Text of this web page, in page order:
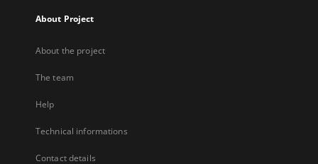
About Project
About the project
The team
Help
Technical informations
Contact details